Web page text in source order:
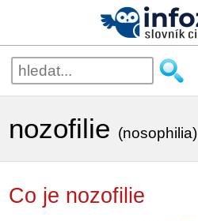
nozofilie (nosophilia)
Co je nozofilie